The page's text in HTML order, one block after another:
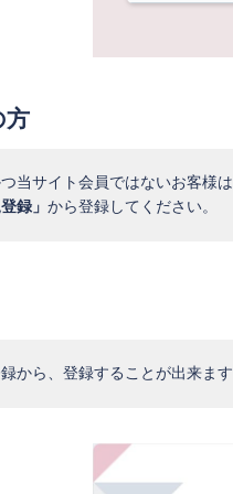
方
当サイト会員ではないお客様
録」 から登録してください。
から、登録することが出来ま